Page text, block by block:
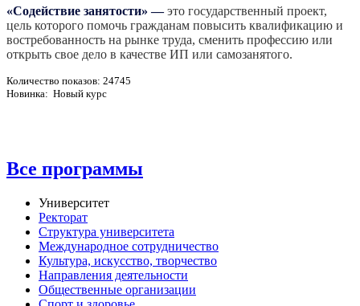
«Содействие занятости» —это государственный проект,
цель которого помочь гражданам повысить квалификацию и
востребованность на рынке труда, сменить профессию или
открыть свое дело в качестве ИП или самозанятого.
Количество показов: 24745
Новинка: Новый курс
Все программы
Университет
Ректорат
Структура университета
Международное сотрудничество
Культура, искусство, творчество
Направления деятельности
Общественные организации